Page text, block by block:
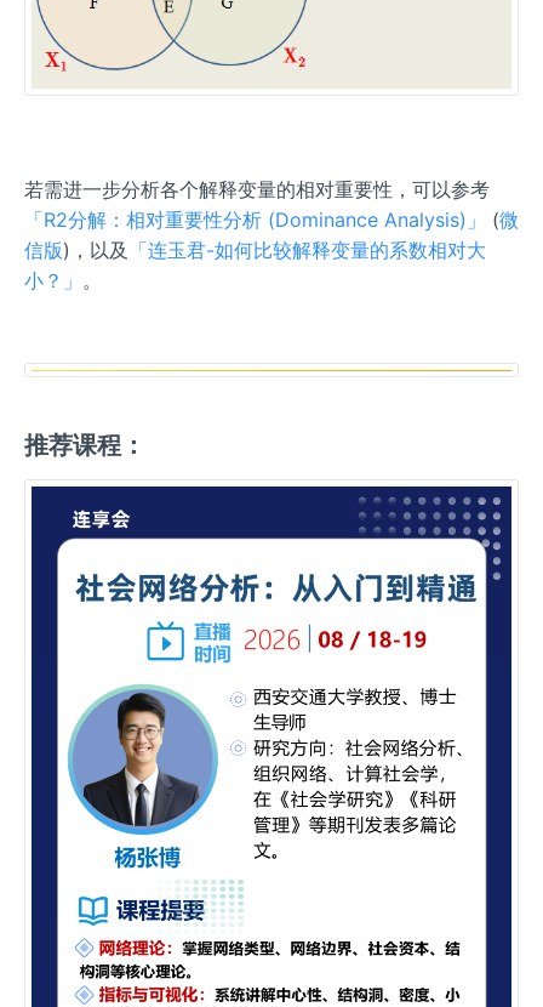
若需进一步分析各个解释变量的相对重要性，可以参考
「R2分解：相对重要性分析 (Dominance Analysis)」
(微
信版)，以及 「连玉君-如何比较解释变量的系数相对大
小？」 。
推荐课程：